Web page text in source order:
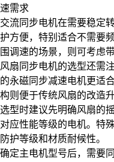
速需求
交流同步电机在需要稳定
护方便，特别适合不需要
围调速的场景，则可考虑
风扇同步电机的选型还需
的永磁同步减速电机更适
构则便于传统风扇的改造升
选型时建议先明确风扇的
对应性能等级的电机。特
防护等级和材质耐候性。
确定主电机型号后，需要